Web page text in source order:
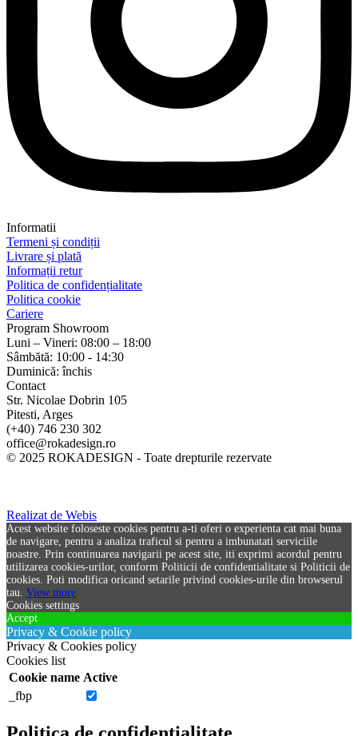
Informatii
Termeni și condiții
Livrare și plată
Informații retur
Politica de confidențialitate
Politica cookie
Cariere
Program Showroom
Luni – Vineri: 08:00 – 18:00
Sâmbătă: 10:00 - 14:30
Duminică: închis
Contact
Str. Nicolae Dobrin 105
Pitesti, Arges
(+40) 746 230 302
office@rokadesign.ro
© 2025 ROKADESIGN - Toate drepturile rezervate
Realizat de Webis
Acest website foloseste cookies pentru a-ti oferi o experienta cat mai buna
de navigare, pentru a analiza traficul si pentru a imbunatati serviciile
noastre. Prin continuarea navigarii pe acest site, iti exprimi acordul pentru
utilizarea cookies-urilor, conform Politicii de confidentialitate si Politicii de
cookies. Poti modifica oricand setarile privind cookies-urile din browserul
tau. View more
Cookies settings
Accept
Privacy & Cookie policy
Privacy & Cookies policy
Cookies list
Cookie name Active
_fbp